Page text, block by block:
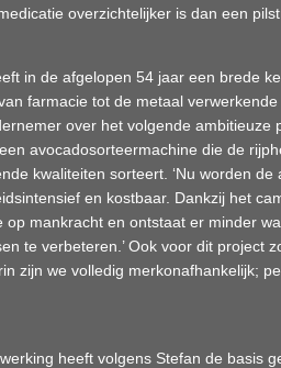
overzichtelijker is dan een
in de afgelopen 54 jaar een brede
farmacie tot de metaal
over het volgende ambitieuze
avocadosorteermachine die de
kwaliteiten sorteert. ‘Nu worden de
en kostbaar. Dankzij het
op mankracht en ontstaat er minder
te verbeteren.’ Ook voor dit project
zijn we volledig merkonafhankelijk;
heeft volgens Stefan de basis